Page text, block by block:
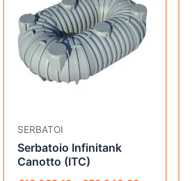
SERBATOI
Serbatoio Infinitank
Canotto (ITC)
più
varianti.
Le
opzioni
nella